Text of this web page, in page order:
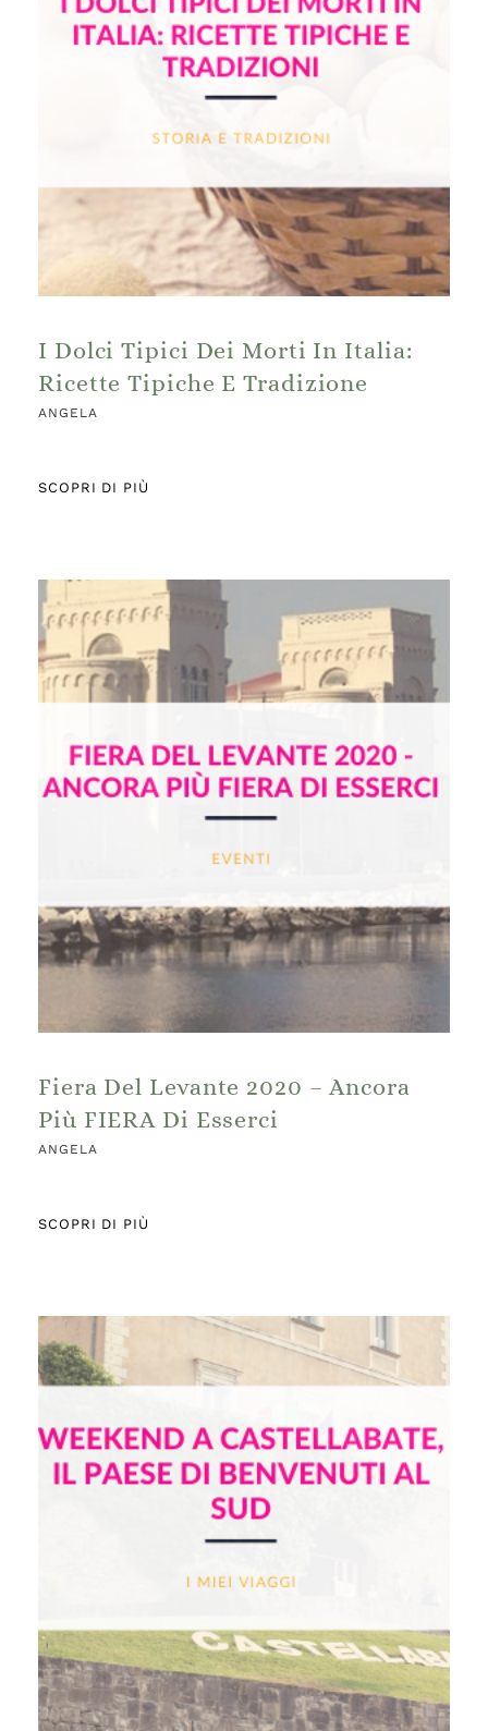
I Dolci Tipici Dei Morti In Italia:
Ricette Tipiche E Tradizione
ANGELA
SCOPRI DI PIÙ
Fiera Del Levante 2020 – Ancora
Più FIERA Di Esserci
ANGELA
SCOPRI DI PIÙ